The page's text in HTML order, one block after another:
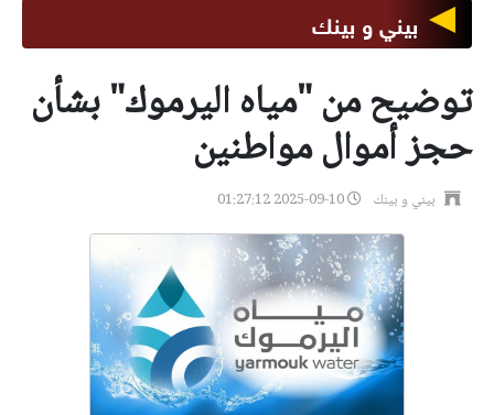
بيني و بينك
توضيح من "مياه اليرموك" بشأن
حجز أموال مواطنين
بيني و بينك